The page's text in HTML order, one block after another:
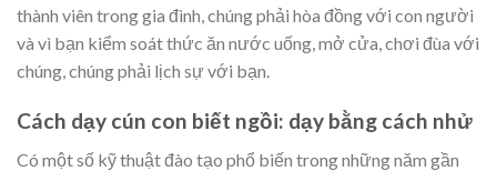
thành viên trong gia đình, chúng phải hòa đồng với con người
và vì bạn kiểm soát thức ăn nước uống, mở cửa, chơi đùa với
chúng, chúng phải lịch sự với bạn.
Cách dạy cún con biết ngồi: dạy bằng cách nhử
Có một số kỹ thuật đào tạo phổ biến trong những năm gần